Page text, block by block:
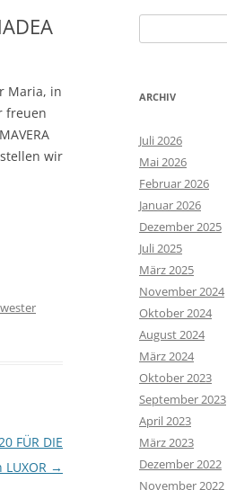
Maria, in
freuen
wir
FÜR DIE
LUXOR →
nach:
ARCHIV
Juli 2026
Mai 2026
Februar 2026
Januar 2026
Dezember 2025
Juli 2025
März 2025
November 2024
Oktober 2024
August 2024
März 2024
Oktober 2023
September 2023
April 2023
März 2023
Dezember 2022
November 2022